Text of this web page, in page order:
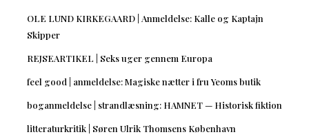
OLE LUND KIRKEGAARD | Anmeldelse: Kalle og Kaptajn
Skipper
REJSEARTIKEL | Seks uger gennem Europa
feel good | anmeldelse: Magiske nætter i fru Yeoms butik
boganmeldelse | strandlæsning: HAMNET — Historisk fiktion
litteraturkritik | Søren Ulrik Thomsens København